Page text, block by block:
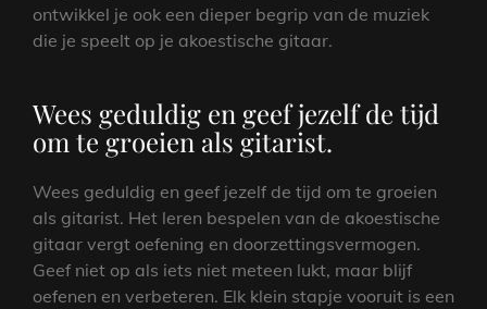
ontwikkel je ook een dieper begrip van de muziek
die je speelt op je akoestische gitaar.
Wees geduldig en geef jezelf de tijd
om te groeien als gitarist.
Wees geduldig en geef jezelf de tijd om te groeien
als gitarist. Het leren bespelen van de akoestische
gitaar vergt oefening en doorzettingsvermogen.
Geef niet op als iets niet meteen lukt, maar blijf
oefenen en verbeteren. Elk klein stapje vooruit is een